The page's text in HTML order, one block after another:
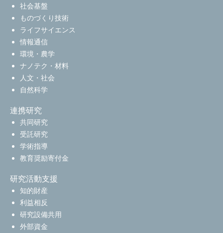
社会基盤
ものづくり技術
ライフサイエンス
情報通信
環境・農学
ナノテク・材料
人文・社会
自然科学
連携研究
共同研究
受託研究
学術指導
教育奨励寄付金
研究活動支援
知的財産
利益相反
研究設備共用
外部資金